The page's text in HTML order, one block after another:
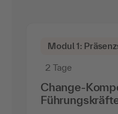
Modul 1:
2 Tage
Change-